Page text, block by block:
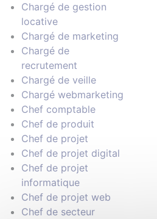
Chargé de gestion
locative
Chargé de marketing
Chargé de
recrutement
Chargé de veille
Chargé webmarketing
Chef comptable
Chef de produit
Chef de projet
Chef de projet digital
Chef de projet
informatique
Chef de projet web
Chef de secteur